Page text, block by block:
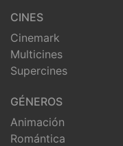
CINES
Cinemark
Multicines
Supercines
GÉNEROS
Animación
Romántica